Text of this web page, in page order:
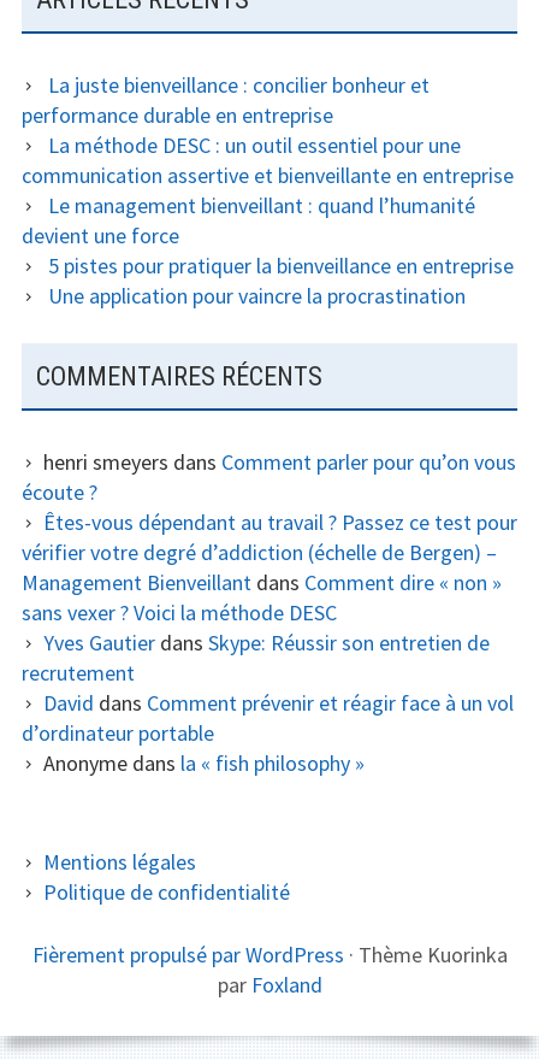
La juste bienveillance : concilier bonheur et
performance durable en entreprise
La méthode DESC : un outil essentiel pour une
communication assertive et bienveillante en entreprise
Le management bienveillant : quand l’humanité
devient une force
5 pistes pour pratiquer la bienveillance en entreprise
Une application pour vaincre la procrastination
COMMENTAIRES RÉCENTS
henri smeyers dans Comment parler pour qu’on vous
écoute ?
Êtes-vous dépendant au travail ? Passez ce test pour
vérifier votre degré d’addiction (échelle de Bergen) –
Management Bienveillantdans Comment dire « non »
sans vexer ? Voici la méthode DESC
Yves Gautierdans Skype: Réussir son entretien de
recrutement
David dans Comment prévenir et réagir face à un vol
d’ordinateur portable
Anonymedans la « fish philosophy »
COLONNE
LATÉRALE
SUBSIDIAIRE
Mentions légales
Politique de confidentialité
CONTENU
PIED
Fièrement propulsé par WordPress · Thème Kuorinka
par Foxland